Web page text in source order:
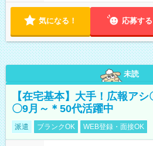
気になる！ 応募する
未読
【在宅基本】大手！広報ア
〇9月～＊50代活躍中
派遣 ブランクOK WEB登録・面接OK